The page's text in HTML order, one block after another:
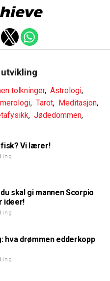
tolkninger, Astrologi,
, Tarot, Meditasjon,
, Jødedommen,
fisk? Vi lærer!
skal gi mannen Scorpio
ideer!
hva drømmen edderkopp